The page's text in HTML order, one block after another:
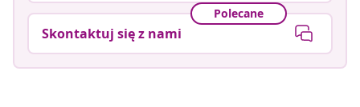
Polecane
Skontaktuj się z nami